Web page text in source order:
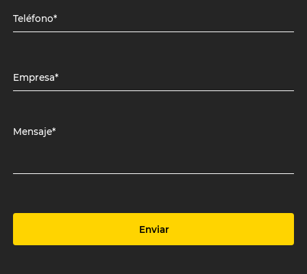
Teléfono*
Empresa*
Mensaje*
Enviar